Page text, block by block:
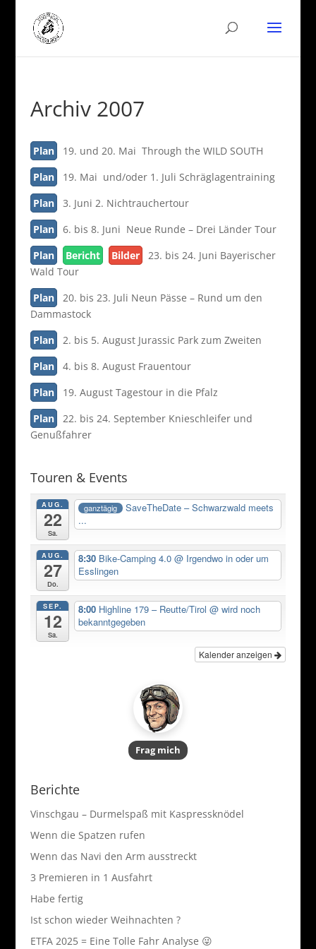
Archiv 2007
Plan
19. und 20. Mai Through the WILD SOUTH
Plan
19. Mai und/oder 1. Juli Schräglagentraining
Plan
3. Juni 2. Nichtrauchertour
Plan
6. bis 8. Juni Neue Runde – Drei Länder Tour
Plan
Bericht Bilder
23. bis 24. Juni Bayerischer
Wald Tour
Plan
20. bis 23. Juli Neun Pässe – Rund um den
Dammastock
Plan
2. bis 5. August Jurassic Park zum Zweiten
Plan
4. bis 8. August Frauentour
Plan
19. August Tagestour in die Pfalz
Plan
22. bis 24. September Knieschleifer und
Genußfahrer
Touren & Events
AUG.
22
Sa.
ganztägig
SaveTheDate – Schwarzwald meets
...
AUG.
27
Do.
8:30 Bike-Camping 4.0@ Irgendwo in oder um
Esslingen
SEP.
12
Sa.
8:00 Highline 179 – Reutte/Tirol@ wird noch
bekanntgegeben
Kalender anzeigen
Frag mich
Berichte
Vinschgau – Durmelspaß mit Kaspressknödel
Wenn die Spatzen rufen
Wenn das Navi den Arm ausstreckt
3 Premieren in 1 Ausfahrt
Habe fertig
Ist schon wieder Weihnachten ?
ETFA 2025 = Eine Tolle Fahr Analyse 😜